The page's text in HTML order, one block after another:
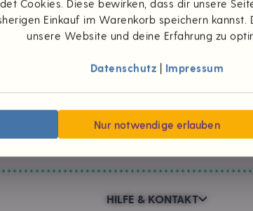
Cookies. Diese bewirken, dass dir unsere
Einkauf im Warenkorb speichern kannst.
unsere Website und deine Erfahrung zu
Datenschutz Impressum
Nur notwendige erlauben
Zahlungsarten
Wünsch dir was
#foodpioniere
Neuigkeiten
HILFE & KONTAKT